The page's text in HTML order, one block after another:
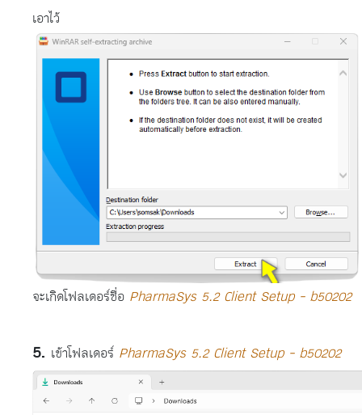
เอาไว้
จะเกิดโฟลเดอร์ชื่อ PharmaSys 5.2 Client Setup - b50202
เข้าโฟลเดอร์ PharmaSys 5.2 Client Setup - b50202